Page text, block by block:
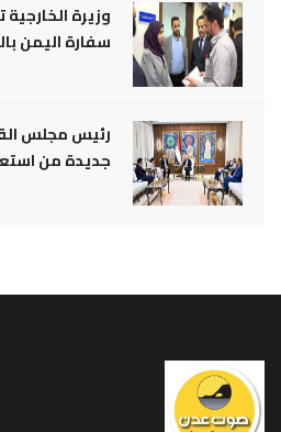
وزيرة
سفارة اليمن
رئيس مجلس
جديدة من